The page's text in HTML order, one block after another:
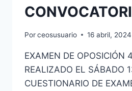
Porceosusuario 16 abril, 2024
EXAMEN DE OPOSICIÓN
REALIZADO EL SÁBADO
CUESTIONARIO DE